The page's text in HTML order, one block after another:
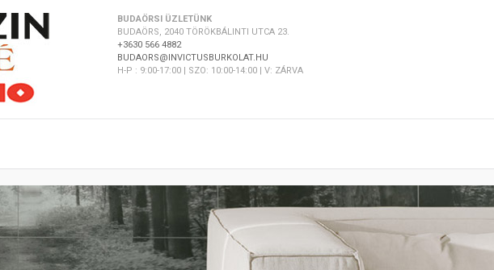
BUDAÖRSI ÜZLETÜNK
BUDAÖRS, 2040 TÖRÖKBÁLINTI UTCA 23.
+3630 566 4882
BUDAORS@INVICTUSBURKOLAT.HU
H-P : 9:00-17:00 | SZO: 10:00-14:00 | V: ZÁRVA